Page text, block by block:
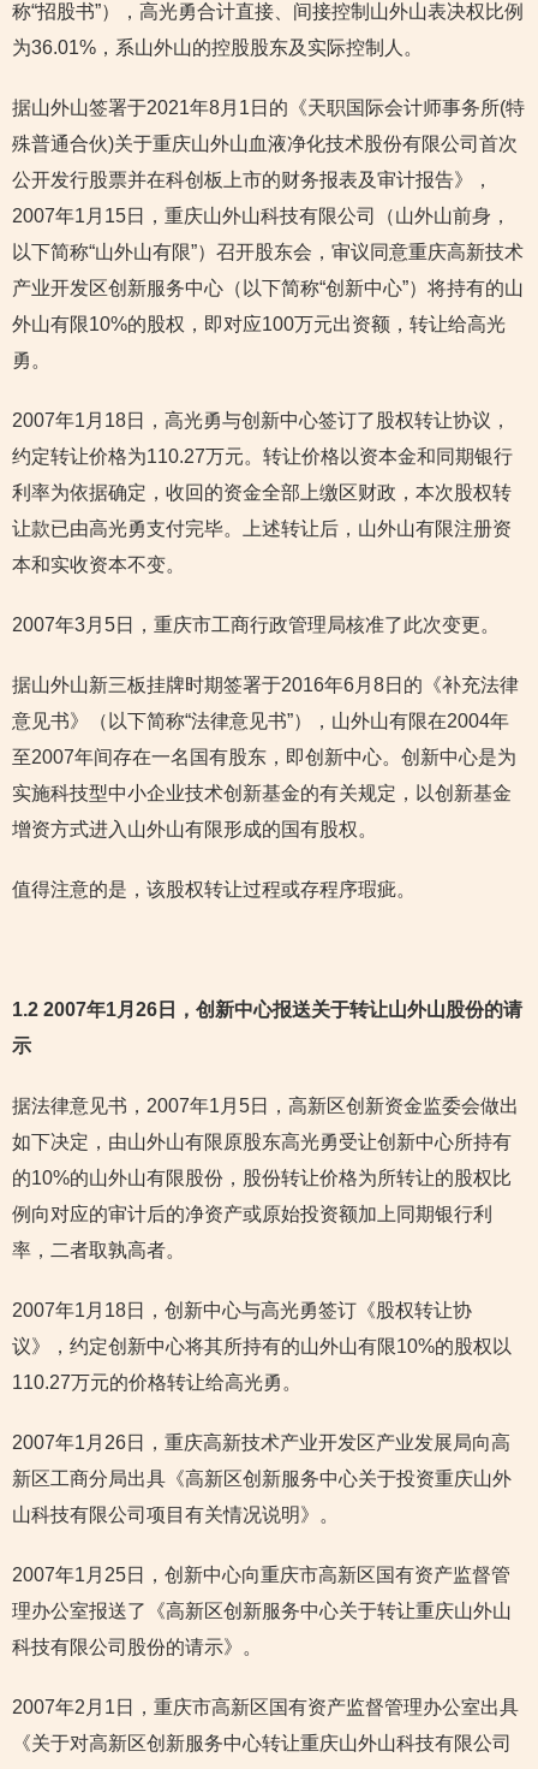
称“招股书”），高光勇合计直接、间接控制山外山表决权比例
为36.01%，系山外山的控股股东及实际控制人。
据山外山签署于2021年8月1日的《天职国际会计师事务所(特
殊普通合伙)关于重庆山外山血液净化技术股份有限公司首次
公开发行股票并在科创板上市的财务报表及审计报告》，
2007年1月15日，重庆山外山科技有限公司（山外山前身，
以下简称“山外山有限”）召开股东会，审议同意重庆高新技术
产业开发区创新服务中心（以下简称“创新中心”）将持有的山
外山有限10%的股权，即对应100万元出资额，转让给高光
勇。
2007年1月18日，高光勇与创新中心签订了股权转让协议，
约定转让价格为110.27万元。转让价格以资本金和同期银行
利率为依据确定，收回的资金全部上缴区财政，本次股权转
让款已由高光勇支付完毕。上述转让后，山外山有限注册资
本和实收资本不变。
2007年3月5日，重庆市工商行政管理局核准了此次变更。
据山外山新三板挂牌时期签署于2016年6月8日的《补充法律
意见书》（以下简称“法律意见书”），山外山有限在2004年
至2007年间存在一名国有股东，即创新中心。创新中心是为
实施科技型中小企业技术创新基金的有关规定，以创新基金
增资方式进入山外山有限形成的国有股权。
值得注意的是，该股权转让过程或存程序瑕疵。
1.2 2007年1月26日，创新中心报送关于转让山外山股份的请
示
据法律意见书，2007年1月5日，高新区创新资金监委会做出
如下决定，由山外山有限原股东高光勇受让创新中心所持有
的10%的山外山有限股份，股份转让价格为所转让的股权比
例向对应的审计后的净资产或原始投资额加上同期银行利
率，二者取孰高者。
2007年1月18日，创新中心与高光勇签订《股权转让协
议》，约定创新中心将其所持有的山外山有限10%的股权以
110.27万元的价格转让给高光勇。
2007年1月26日，重庆高新技术产业开发区产业发展局向高
新区工商分局出具《高新区创新服务中心关于投资重庆山外
山科技有限公司项目有关情况说明》。
2007年1月25日，创新中心向重庆市高新区国有资产监督管
理办公室报送了《高新区创新服务中心关于转让重庆山外山
科技有限公司股份的请示》。
2007年2月1日，重庆市高新区国有资产监督管理办公室出具
《关于对高新区创新服务中心转让重庆山外山科技有限公司